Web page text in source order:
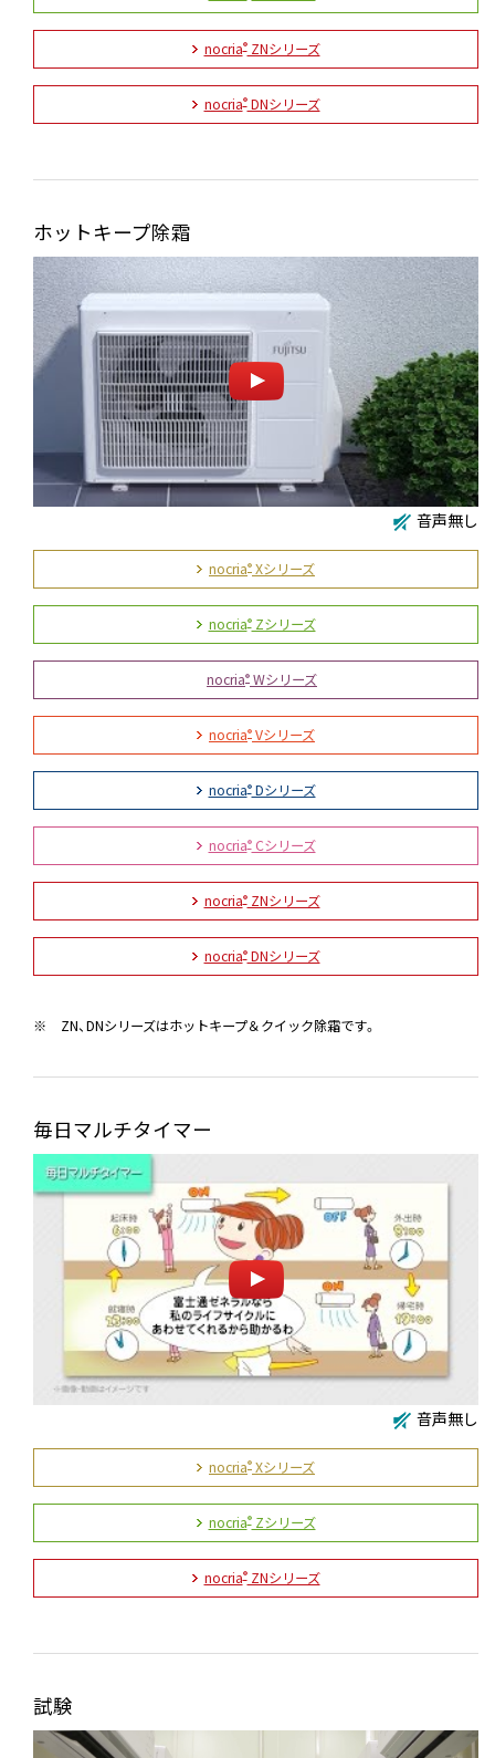
nocria®ZNシリーズ
nocria®DNシリーズ
ホットキープ除霜
音声無し
nocria® Xシリーズ
nocria®Zシリーズ
nocria® Wシリーズ
nocria® Vシリーズ
nocria®Dシリーズ
nocria®Cシリーズ
nocria®ZNシリーズ
nocria®DNシリーズ
※ ZN、DNシリーズはホットキープ＆クイック除霜です。
毎日マルチタイマー
音声無し
nocria® Xシリーズ
nocria®Zシリーズ
nocria®ZNシリーズ
試験